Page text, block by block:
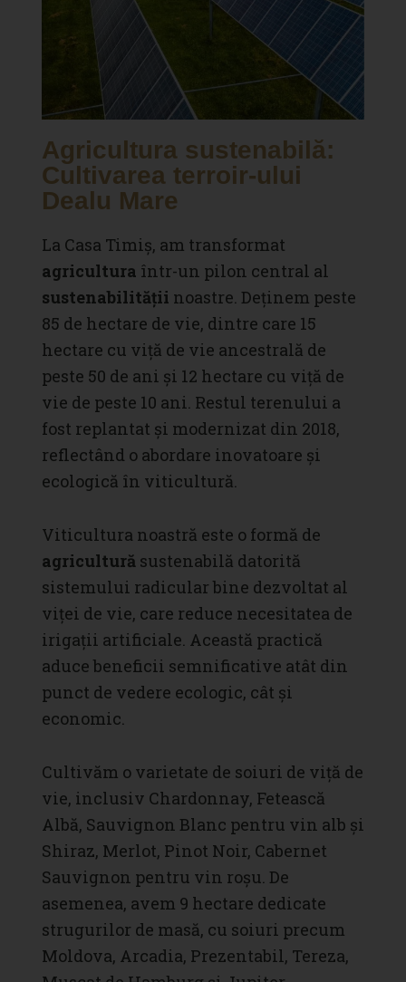
Agricultura sustenabilă:
Cultivarea terroir-ului
Dealu Mare
La Casa Timiș, am transformat
agricultura într-un pilon central al
sustenabilității noastre. Deținem peste
85 de hectare de vie, dintre care 15
hectare cu viță de vie ancestrală de
peste 50 de ani și 12 hectare cu viță de
vie de peste 10 ani. Restul terenului a
fost replantat și modernizat din 2018,
reflectând o abordare inovatoare și
ecologică în viticultură.
Viticultura noastră este o formă de
agricultură sustenabilă datorită
sistemului radicular bine dezvoltat al
viței de vie, care reduce necesitatea de
irigații artificiale. Această practică
aduce beneficii semnificative atât din
punct de vedere ecologic, cât și
economic.
Cultivăm o varietate de soiuri de viță de
vie, inclusiv Chardonnay, Fetească
Albă, Sauvignon Blanc pentru vin alb și
Shiraz, Merlot, Pinot Noir, Cabernet
Sauvignon pentru vin roșu. De
asemenea, avem 9 hectare dedicate
strugurilor de masă, cu soiuri precum
Moldova, Arcadia, Prezentabil, Tereza,